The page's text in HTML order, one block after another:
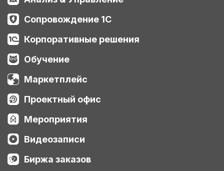
Сопровождение 1С
Корпоративные решения
Обучение
Маркетплейс
Проектный офис
Мероприятия
Видеозаписи
Биржа заказов